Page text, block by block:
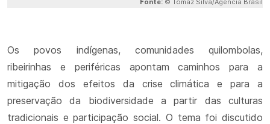
Fonte: © Tomaz Silva/Agência Brasil
Os povos indígenas, comunidades quilombolas,
ribeirinhas e periféricas apontam caminhos para a
mitigação dos efeitos da crise climática e para a
preservação da biodiversidade a partir das culturas
tradicionais e participação social. O tema foi discutido